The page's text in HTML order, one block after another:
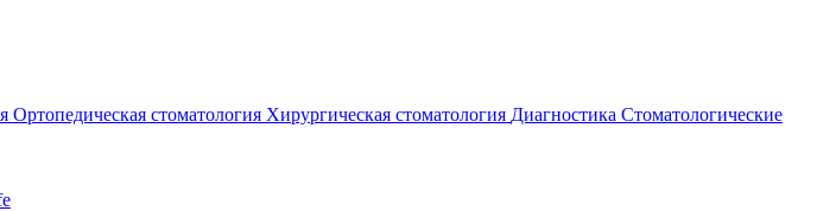
Ортопедическая стоматология Хирургическая стоматология Диагностика Стоматологические